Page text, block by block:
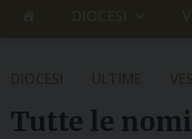
DIOCESI
DIOCESI ULTIME
Tutte le